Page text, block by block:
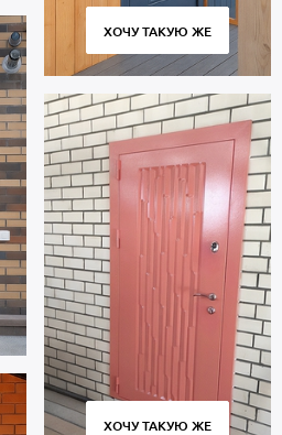
ХОЧУ ТАКУЮ ЖЕ
ХОЧУ ТАКУЮ ЖЕ